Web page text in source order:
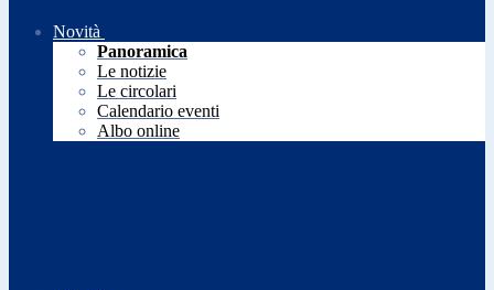
Novità
Panoramica
Le notizie
Le circolari
Calendario eventi
Albo online